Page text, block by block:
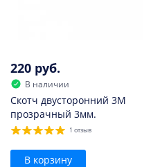
220 руб.
В наличии
Скотч двусторонний 3M
прозрачный 3мм.
1 отзыв
В корзину